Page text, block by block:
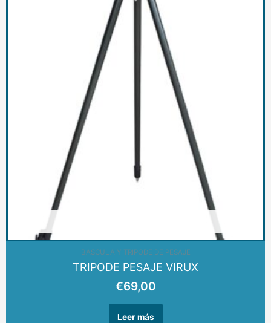
BASCULA Y TRIPODE DE PESAJE
TRIPODE PESAJE VIRUX
€69,00
Leer más